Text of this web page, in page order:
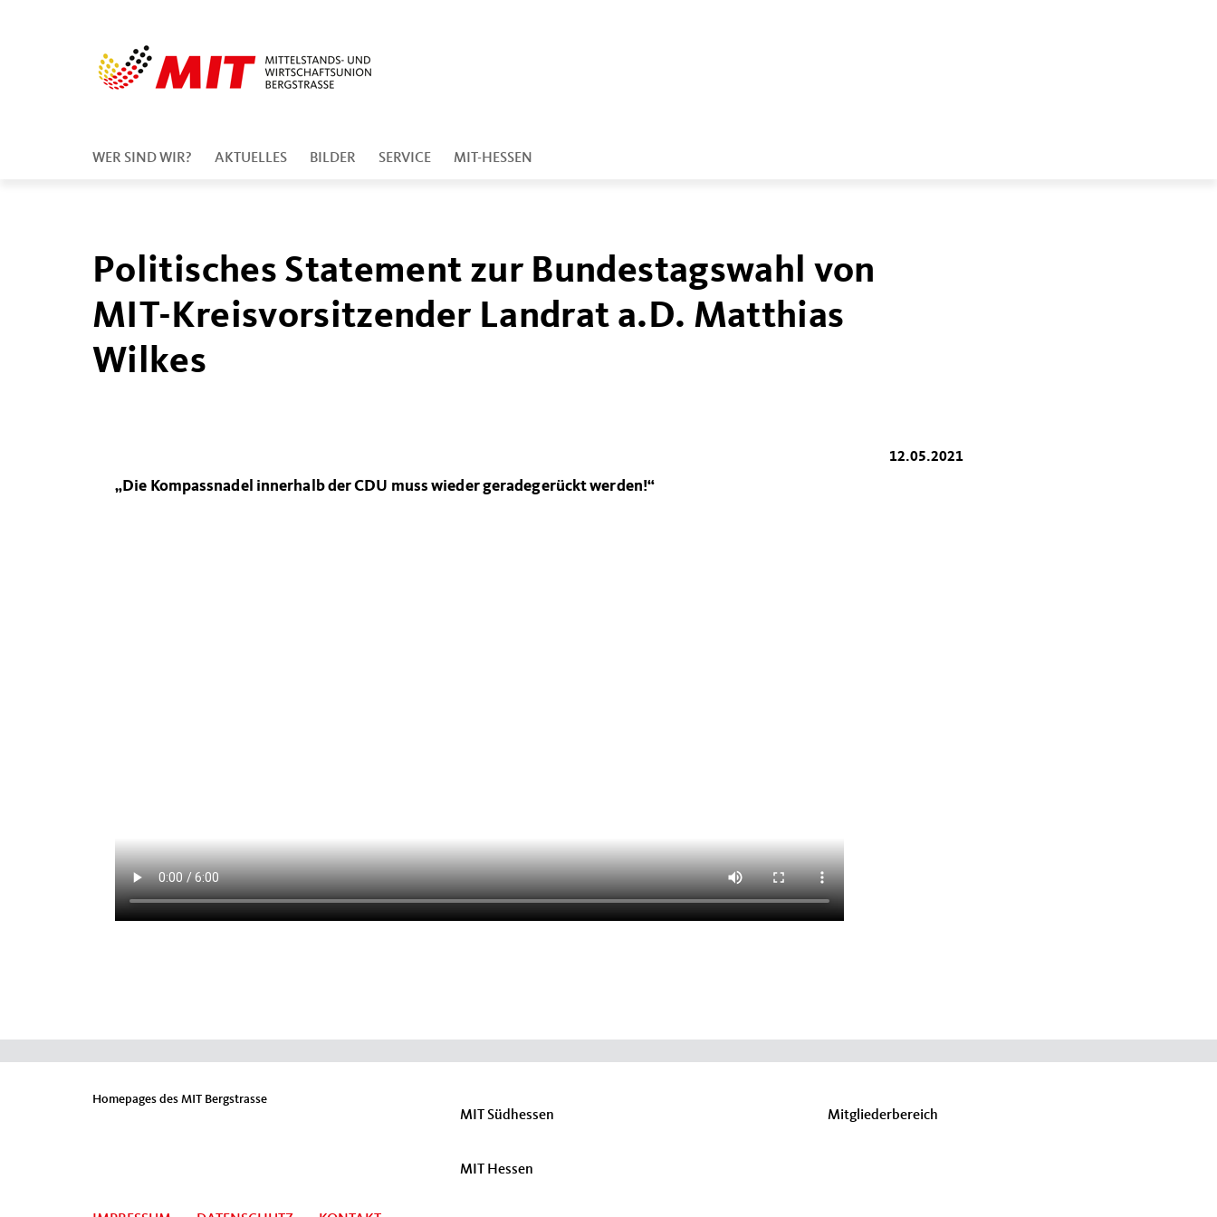
WER SIND WIR? AKTUELLES BILDER SERVICE MIT-HESSEN
Politisches Statement zur Bundestagswahl von
MIT-Kreisvorsitzender Landrat a.D. Matthias
Wilkes
Die Kompassnadel innerhalb der CDU muss wieder geradegerückt werden!“
12.05.2021
Homepages des MIT Bergstrasse
MIT Südhessen
MIT Hessen
Mitgliederbereich